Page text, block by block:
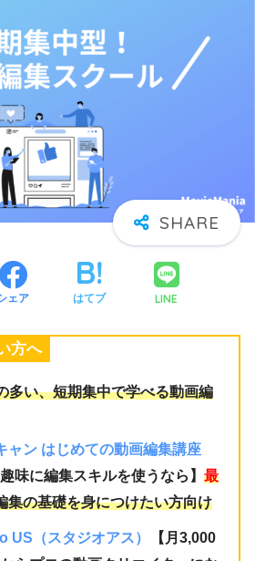
ェア はてブ LINE
方へ
多い、短期集中で学べる動画編
ャン はじめての動画編集講座
趣味に編集スキルを使うなら】最
集の基礎を身につけたい方向け
US（スタジオアス）
【月3,000